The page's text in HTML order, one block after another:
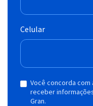
Celular
Você concorda
receber
Gran.